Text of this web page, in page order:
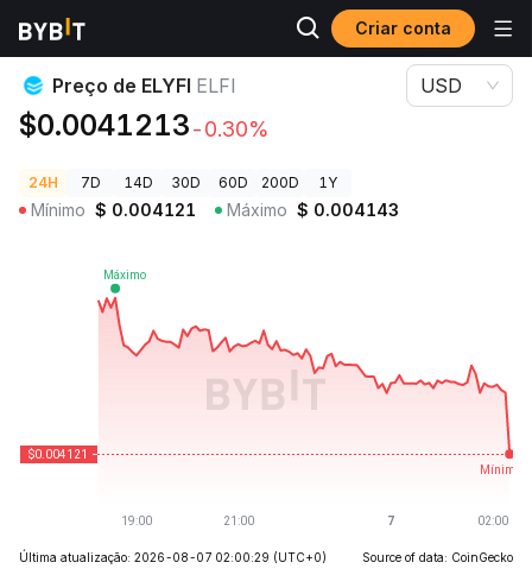
Criar conta
Preços de Criptomoedas Preço de ELYFI ELFI
Preço de ELYFI ELFI
$0.0041213-0.30%
USD
24H 7D 14D 30D 60D 200D 1Y
Mínimo $ 0.004121 Máximo $ 0.004143
Última atualização: 2026-08-07 02:00:29 (UTC+0) Source of data: CoinGecko